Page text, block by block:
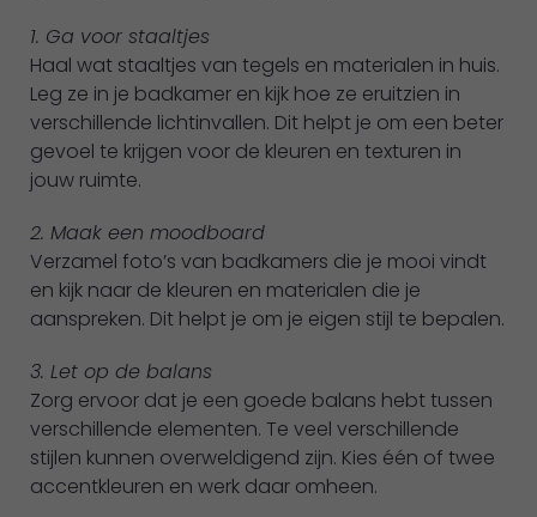
1. Ga voor staaltjes
Haal wat staaltjes van tegels en materialen in huis.
Leg ze in je badkamer en kijk hoe ze eruitzien in
verschillende lichtinvallen. Dit helpt je om een beter
gevoel te krijgen voor de kleuren en texturen in
jouw ruimte.
2. Maak een moodboard
Verzamel foto’s van badkamers die je mooi vindt
en kijk naar de kleuren en materialen die je
aanspreken. Dit helpt je om je eigen stijl te bepalen.
3. Let op de balans
Zorg ervoor dat je een goede balans hebt tussen
verschillende elementen. Te veel verschillende
stijlen kunnen overweldigend zijn. Kies één of twee
accentkleuren en werk daar omheen.